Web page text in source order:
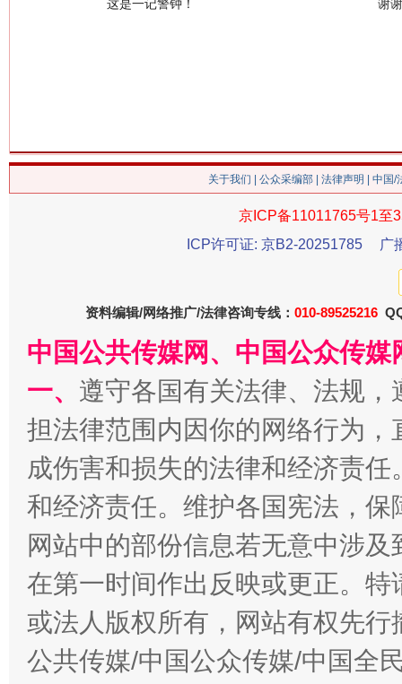
今
习近平的博鳌关键词
“刷贴”乱象丛生
生
关于我们 公众采编部 法律声明 | 中国
京ICP备11011765号1至
ICP许可证: 京B2-20251785
广
资料编辑/网络推广/法律咨询专线： 010-89525216
中国公共传媒网、中国公众传
一、 遵守各国有关法律、法规
担法律范围内因你的网络行为
成伤害和损失的法律和经济责
和经济责任。维护各国宪法，
网站中的部份信息若无意中涉
在第一时间作出反映或更正。
或法人版权所有，网站有权先
公共传媒/中国公众传媒/中国全